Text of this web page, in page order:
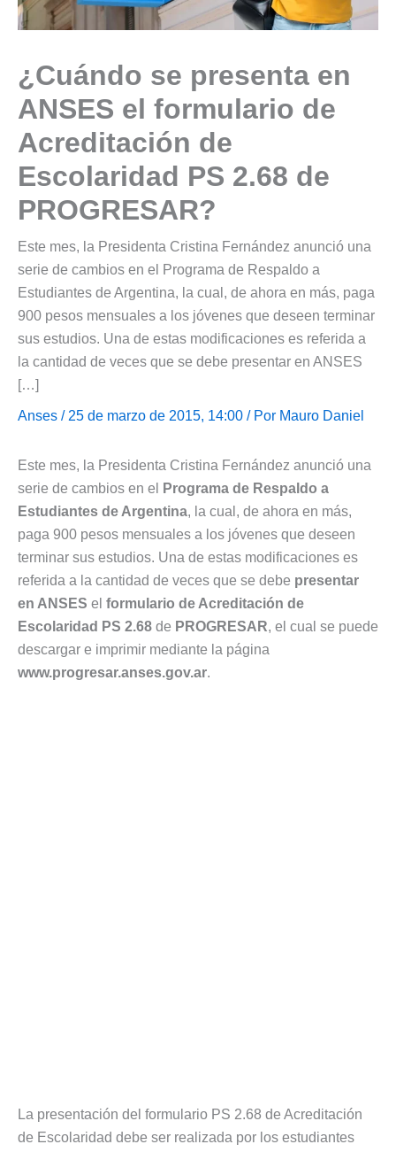
¿Cuándo se presenta en
ANSES el formulario de
Acreditación de
Escolaridad PS 2.68 de
PROGRESAR?
Este mes, la Presidenta Cristina Fernández anunció una
serie de cambios en el Programa de Respaldo a
Estudiantes de Argentina, la cual, de ahora en más, paga
900 pesos mensuales a los jóvenes que deseen terminar
sus estudios. Una de estas modificaciones es referida a
la cantidad de veces que se debe presentar en ANSES
[…]
Anses / 25 de marzo de 2015, 14:00 / Por Mauro Daniel
Este mes, la Presidenta Cristina Fernández anunció una
serie de cambios en el
Programa de Respaldo a
Estudiantes de Argentina, la cual, de ahora en más,
paga 900 pesos mensuales a los jóvenes que deseen
terminar sus estudios. Una de estas modificaciones es
referida a la cantidad de veces que se debe presentar
en ANSES el formulario de Acreditación de
Escolaridad PS 2.68 de PROGRESAR, el cual se puede
descargar e imprimir mediante la página
www.progresar.anses.gov.ar.
La presentación del formulario PS 2.68 de Acreditación
de Escolaridad debe ser realizada por los estudiantes